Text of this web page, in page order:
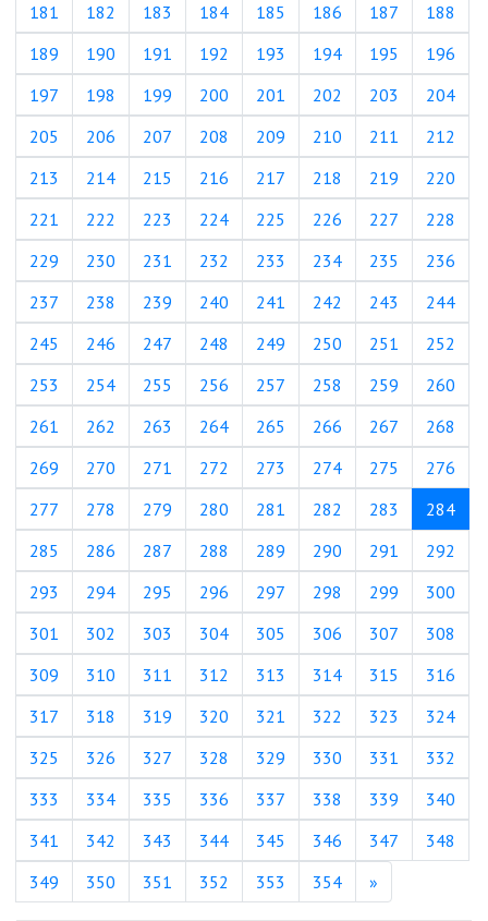
181
182 183 184 185 186 187
188
189
190 191 192 193 194 195
196
197
198 199 200 201 202 203
204
205
206 207 208 209 210 211
212
213
214 215 216 217 218 219
220
221
222 223 224 225 226 227
228
229
230 231 232 233 234 235
236
237
238 239 240 241 242 243
244
245
246 247 248 249 250 251
252
253
254 255 256 257 258 259
260
261
262 263 264 265 266 267
268
269
270 271 272 273 274 275
276
277
278 279 280 281 282 283 284
285
286 287 288 289 290 291
292
293
294 295 296 297 298 299
300
301
302 303 304 305 306 307
308
309
310 311 312 313 314 315
316
317
318 319 320 321 322 323
324
325
326 327 328 329 330 331
332
333
334 335 336 337 338 339
340
341
342 343 344 345 346 347
348
349
350 351 352 353 354 »